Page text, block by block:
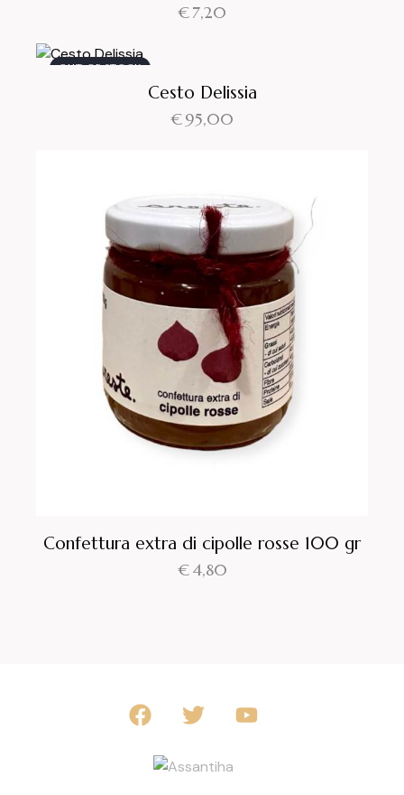
€7,20
OUT OF STOCK
Cesto Delissia
€95,00
Confettura extra di cipolle rosse 100 gr
€4,80